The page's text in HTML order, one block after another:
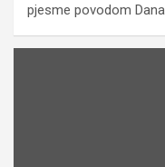
pjesme povodom